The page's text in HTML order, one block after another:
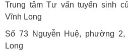
Trung tâm Tư vấn tuyển sinh
Vĩnh Long
Số 73 Nguyễn Huệ, phường
Long